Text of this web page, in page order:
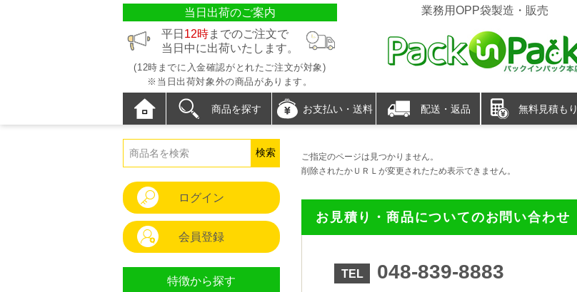
当日出荷のご案内
平日 12時までのご注文で
当日中に出荷いたします。
(12時までに入金確認がとれたご注文が対象)
※当日出荷対象外の商品があります。
業務用OPP袋製造・販売
商品を探す お支払い・送料 配送・返品 無料見積もり
ご指定のページは見つかりません。
削除されたかＵＲＬが変更されたため表示できません。
お見積り・商品についてのお問い合わせ
TEL 048-839-8883
ログイン
会員登録
特徴から探す